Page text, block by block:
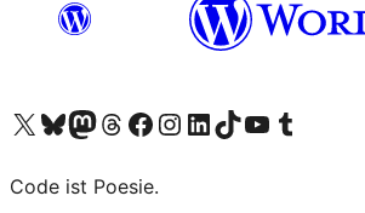
Das X-Konto (früher Twitter) von WordPress.org besuchen
Das Bluesky-Konto von WordPress.org besuchen
Das Mastodon-Konto von WordPress.org besuchen
Das Threads-Konto von WordPress.org besuchen
Die Facebook-Seite von WordPress.org besuchen
Das Instagram-Konto von WordPress.org besuchen
Das LinkedIn-Konto von WordPress.org besuchen
Das TikTok-Konto von WordPress.org besuchen
Den YouTube-Kanal von WordPress.org besuchen
Das Tumblr-Konto von
Code ist Poesie.